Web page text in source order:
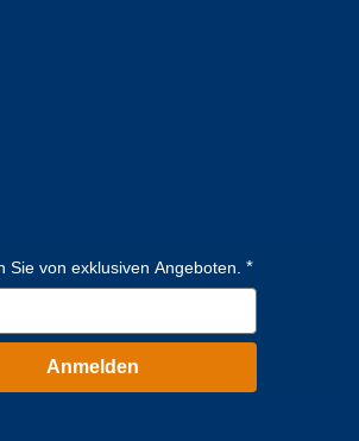
Sie von exklusiven Angeboten.
Anmelden